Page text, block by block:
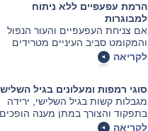
הרמת עפעפיים ללא ניתוח
למבוגרות
אם צניחת העפעפיים והעור הנפול
והמקומט סביב העיניים מטרידים
אותך, יש גם כמה שיטות לא
כירורגיות שיכולות לגרום לעינייך
אם כי הפלסטיקאים ימליצו בדרך
כלל על ניתוח שיפתור את הבעיה
לאורך זמן.
לקריאה
סוגי רמפות ומעלונים בגיל
מגבלות קשות בגיל השלישי, ירידה
בתפקוד והצורך במתן מענה הופכים
את הדרישה ואת הביקוש לרמפות
לקריאה